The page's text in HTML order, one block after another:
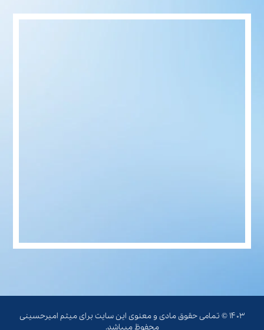
۱۴۰۳ © تمامی حقوق مادی و معنوی این سایت برای میثم امیرحسینی
محفوظ میباشد.